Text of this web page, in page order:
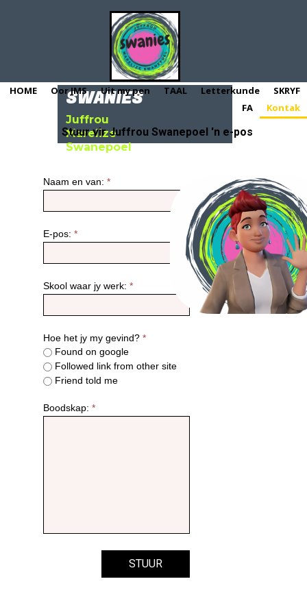
SWANIES
Juffrou
Marelize
Swanepoel
HOME Oor JMS Uit my pen TAAL Letterkunde
SKRYF
FA
Kontak
Stuur vir Juffrou Swanepoel 'n e-pos
Naam en van: *
E-pos: *
Skool waar jy werk: *
Hoe het jy my gevind? *
Found on google
Followed link from other site
Friend told me
Boodskap: *
STUUR